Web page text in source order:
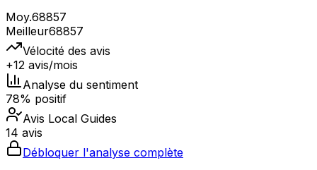
Moy.68857
Meilleur68857
Vélocité des avis
+12 avis/mois
Analyse du sentiment
78% positif
Avis Local Guides
14 avis
Débloquer l'analyse complète